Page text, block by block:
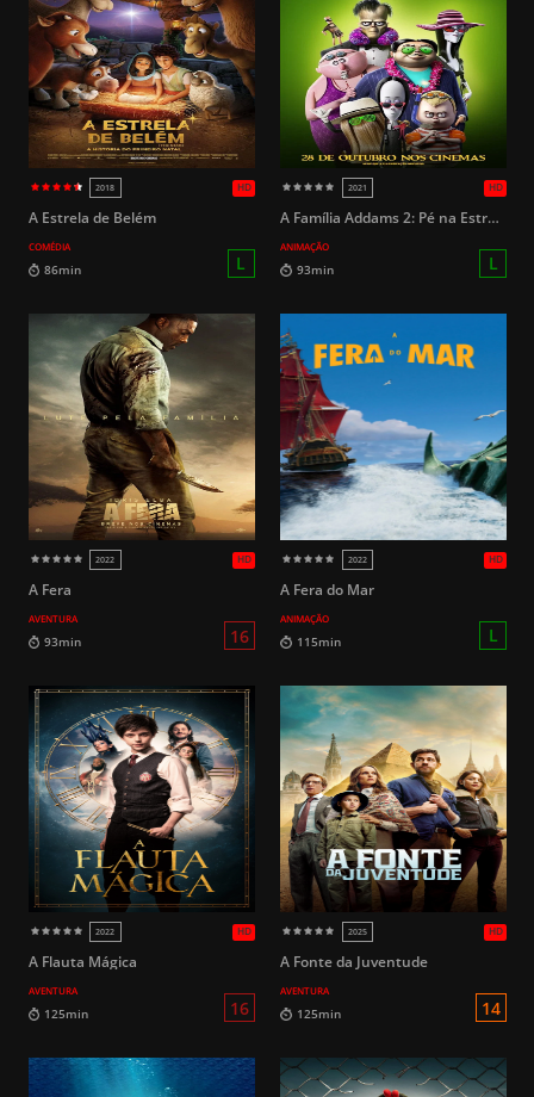
HD
2020
HD
L
A Estrela de Belém
COMÉDIA
A Família Addams 2: Pé na Estrada
ANIMAÇÃO
A Fera
AVENTURA
A Fera do Mar
ANIMAÇÃO
A Flauta Mágica
AVENTURA
A Fonte da Juventude
AVENTURA